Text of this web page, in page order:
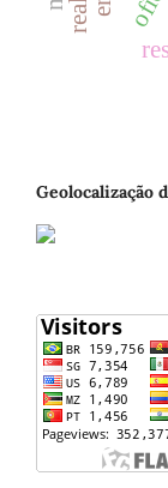
Geolocalização